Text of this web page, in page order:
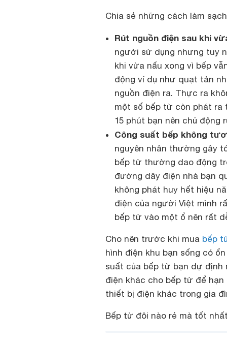
Chia sẻ những cách làm
Rút nguồn điện sau khi
người sử dụng nhưng tuy
khi vừa nấu xong vì bếp
động ví dụ như quạt tản
nguồn điện ra. Thực ra
một số bếp từ còn phát ra
15 phút bạn nên chủ động
Công suất bếp không
nguyên nhân thường gây
bếp từ thường dao động
đường dây điện nhà bạn
không phát huy hết hiệu
điện của người Việt mình
bếp từ vào một ổ nên rất
Cho nên trước khi mua bếp
hình điện khu bạn sống có
suất của bếp từ bạn dự định
điện khác cho bếp từ để
thiết bị điện khác trong gia
Bếp từ đôi nào rẻ mà tốt